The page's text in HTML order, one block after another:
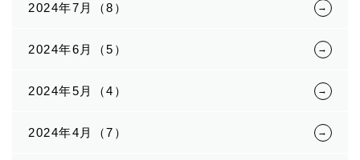
2024年7月（8）
2024年6月（5）
2024年5月（4）
2024年4月（7）